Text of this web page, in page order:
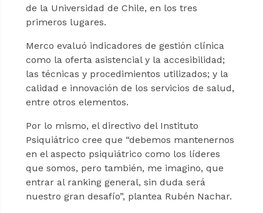
de la Universidad de Chile, en los tres
primeros lugares.
Merco evaluó indicadores de gestión clínica
como la oferta asistencial y la accesibilidad;
las técnicas y procedimientos utilizados; y la
calidad e innovación de los servicios de salud,
entre otros elementos.
Por lo mismo, el directivo del Instituto
Psiquiátrico cree que “debemos mantenernos
en el aspecto psiquiátrico como los líderes
que somos, pero también, me imagino, que
entrar al ranking general, sin duda será
nuestro gran desafío”, plantea Rubén Nachar.